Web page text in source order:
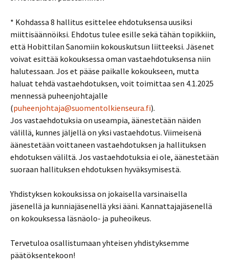
* Kohdassa 8 hallitus esittelee ehdotuksensa uusiksi
miittisäännöiksi. Ehdotus tulee esille sekä tähän topikkiin,
että Hobittilan Sanomiin kokouskutsun liitteeksi. Jäsenet
voivat esittää kokouksessa oman vastaehdotuksensa niin
halutessaan. Jos et pääse paikalle kokoukseen, mutta
haluat tehdä vastaehdotuksen, voit toimittaa sen 4.1.2025
mennessä puheenjohtajalle
(puheenjohtaja@suomentolkienseura.fi).
Jos vastaehdotuksia on useampia, äänestetään näiden
välillä, kunnes jäljellä on yksi vastaehdotus. Viimeisenä
äänestetään voittaneen vastaehdotuksen ja hallituksen
ehdotuksen väliltä. Jos vastaehdotuksia ei ole, äänestetään
suoraan hallituksen ehdotuksen hyväksymisestä.
Yhdistyksen kokouksissa on jokaisella varsinaisella
jäsenellä ja kunniajäsenellä yksi ääni. Kannattajajäsenellä
on kokouksessa läsnäolo- ja puheoikeus.
Tervetuloa osallistumaan yhteisen yhdistyksemme
päätöksentekoon!